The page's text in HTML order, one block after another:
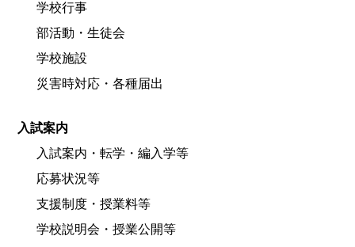
学校行事
部活動・生徒会
学校施設
災害時対応・各種届出
入試案内
入試案内・転学・編入学等
応募状況等
支援制度・授業料等
学校説明会・授業公開等